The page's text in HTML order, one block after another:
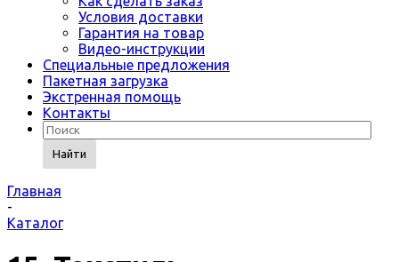
Условия доставки
Гарантия на товар
Видео-инструкции
Специальные предложения
Пакетная загрузка
Экстренная помощь
Контакты
Найти
Главная
-
Каталог